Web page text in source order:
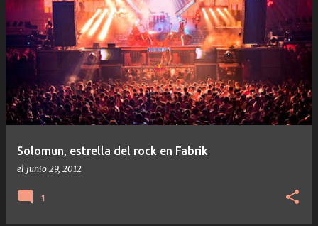
Solomun, estrella del rock en Fabrik
el junio 29, 2012
1